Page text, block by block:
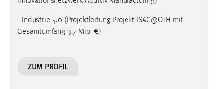
- Industrie 4.0 (Projektleitung Projekt ISAC@OTH mit
Gesamtumfang 3,7 Mio. €)
ZUM PROFIL